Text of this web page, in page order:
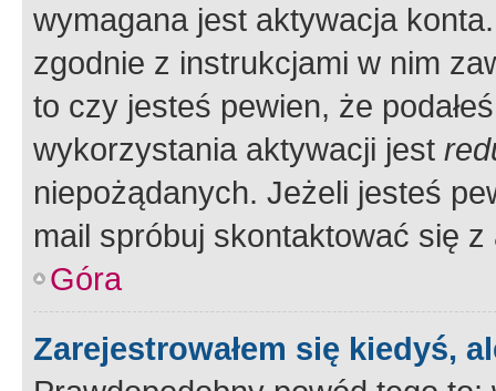
wymagana jest aktywacja
zgodnie z instrukcjami w nim
to czy jesteś pewien, że
wykorzystania aktywacji jest
niepożądanych. Jeżeli jesteś
mail spróbuj skontaktować się
Góra
Zarejestrowałem się kiedyś,